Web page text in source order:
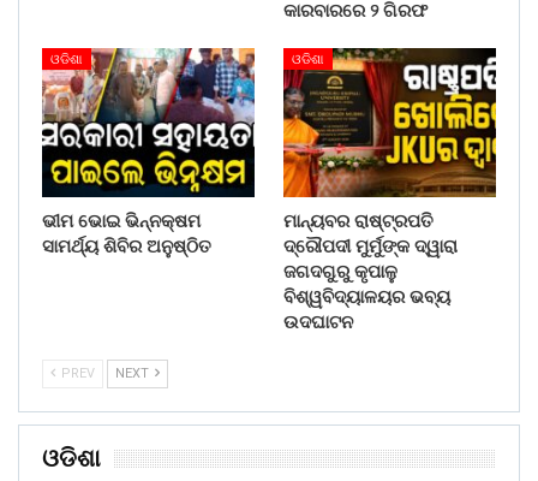
କାରବାରରେ ୨ ଗିରଫ
ଓଡିଶା
ଭୀମ ଭୋଇ ଭିନ୍ନକ୍ଷମ
ସାମର୍ଥ୍ୟ ଶିବିର ଅନୁଷ୍ଠିତ
ଓଡିଶା
ମାନ୍ୟବର ରାଷ୍ଟ୍ରପତି
ଦ୍ରୌପଦୀ ମୁର୍ମୁଙ୍କ ଦ୍ୱାରା
ଜଗଦଗୁରୁ କୃପାଳୁ
ବିଶ୍ୱବିଦ୍ୟାଳୟର ଭବ୍ୟ
ଉଦଘାଟନ
PREV NEXT
ଓଡିଶା